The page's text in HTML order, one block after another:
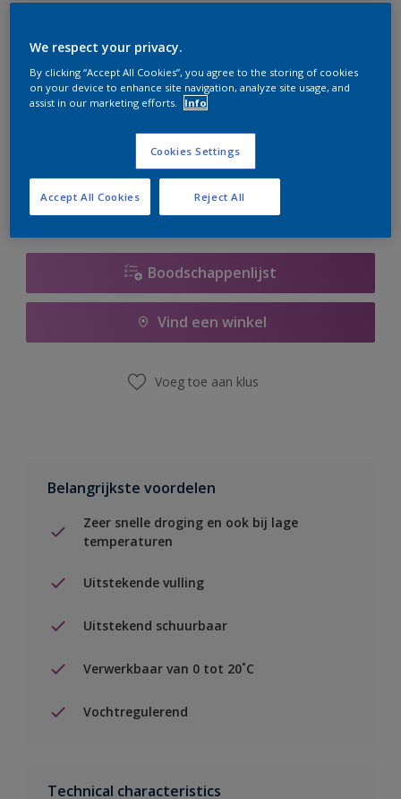
te bestellen. Houd de website in de gaten, we werken
er hard aan om de voorraad aan te vullen.
Boodschappenlijst
Vind een winkel
Voeg toe aan klus
Belangrijkste voordelen
Zeer snelle droging en ook bij lage
temperaturen
Uitstekende vulling
Uitstekend schuurbaar
Verwerkbaar van 0 tot 20˚C
Vochtregulerend
Technical characteristics
We respect your privacy.
By clicking “Accept All Cookies”, you agree to the storing of cookies
on your device to enhance site navigation, analyze site usage, and
assist in our marketing efforts.
Info
Cookies Settings
Reject All
Accept All Cookies